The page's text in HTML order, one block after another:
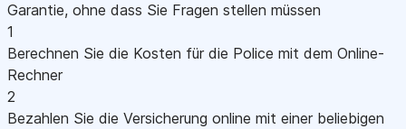
Garantie, ohne dass Sie Fragen stellen müssen
1
Berechnen Sie die Kosten für die Police mit dem Online-
Rechner
2
Bezahlen Sie die Versicherung online mit einer beliebigen